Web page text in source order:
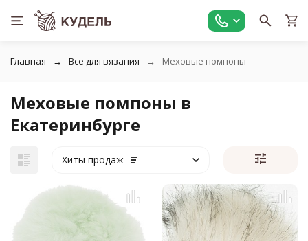
Главная Все для вязания Меховые помпоны
Меховые помпоны в
Екатеринбурге
Хиты продаж